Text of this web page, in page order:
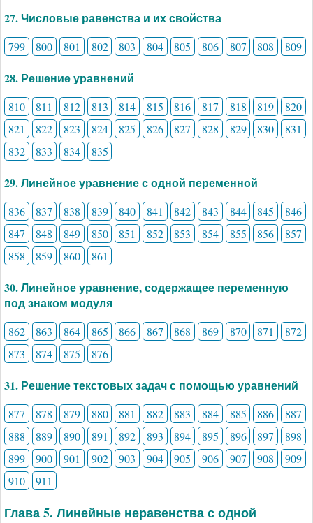
27. Числовые равенства и их свойства
799 800 801 802 803 804 805 806 807 808 809
28. Решение уравнений
810 811 812 813 814 815 816 817 818 819
820
821
822 823 824 825 826 827 828 829 830
831
832
833 834 835
29. Линейное уравнение с одной переменной
836 837 838 839 840 841 842 843 844 845
846
847
848 849 850 851 852 853 854 855 856
857
858
859 860 861
30. Линейное уравнение, содержащее переменную
под знаком модуля
862 863 864 865 866 867 868 869 870 871
872
873
874 875 876
31. Решение текстовых задач с помощью уравнений
877 878 879 880 881 882 883 884 885 886
887
888
889 890 891 892 893 894 895 896 897
898
899
900 901 902 903 904 905 906 907 908
909
910
911
Глава 5. Линейные неравенства с одной